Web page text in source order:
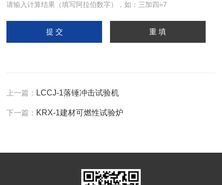
请输入计算结果（填写阿拉伯数字），如：三加四=7
上一篇： LCCJ-1落锤冲击试验机
下一篇： KRX-1建材可燃性试验炉